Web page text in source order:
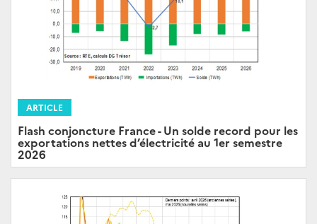
ARTICLE
Flash conjoncture France - Un solde record pour les
exportations nettes d’électricité au 1er semestre
2026